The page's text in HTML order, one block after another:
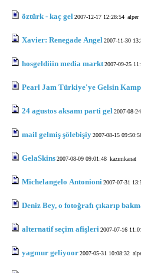
öztürk - kaç gel2007-12-17 12:28:54 alper
Xavier: Renegade Angel2007-11-30
hosgeldiiin media markt2007-09-25
Pearl Jam Türkiye'ye Gelsin
24 agustos aksamı parti gel2007-08-
mail gelmiş şölebişiy2007-08-15
GelaSkins2007-08-09 09:01:48 kazımkanat
Michelangelo Antonioni2007-07-31
Deniz Bey, o fotoğrafı çıkarıp
alternatif seçim afişleri2007-07-16
yagmur geliyoor2007-05-31 10:08:32